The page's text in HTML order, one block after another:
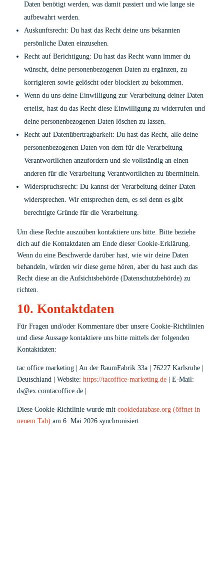
Daten benötigt werden, was damit passiert und wie lange sie
aufbewahrt werden.
Auskunftsrecht: Du hast das Recht deine uns bekannten
persönliche Daten einzusehen.
Recht auf Berichtigung: Du hast das Recht wann immer du
wünscht, deine personenbezogenen Daten zu ergänzen, zu
korrigieren sowie gelöscht oder blockiert zu bekommen.
Wenn du uns deine Einwilligung zur Verarbeitung deiner Daten
erteilst, hast du das Recht diese Einwilligung zu widerrufen und
deine personenbezogenen Daten löschen zu lassen.
Recht auf Datenübertragbarkeit: Du hast das Recht, alle deine
personenbezogenen Daten von dem für die Verarbeitung
Verantwortlichen anzufordern und sie vollständig an einen
anderen für die Verarbeitung Verantwortlichen zu übermitteln.
Widerspruchsrecht: Du kannst der Verarbeitung deiner Daten
widersprechen. Wir entsprechen dem, es sei denn es gibt
berechtigte Gründe für die Verarbeitung.
Um diese Rechte auszuüben kontaktiere uns bitte. Bitte beziehe
dich auf die Kontaktdaten am Ende dieser Cookie-Erklärung.
Wenn du eine Beschwerde darüber hast, wie wir deine Daten
behandeln, würden wir diese gerne hören, aber du hast auch das
Recht diese an die Aufsichtsbehörde (Datenschutzbehörde) zu
richten.
10. Kontaktdaten
Für Fragen und/oder Kommentare über unsere Cookie-Richtlinien
und diese Aussage kontaktiere uns bitte mittels der folgenden
Kontaktdaten:
tac office marketing| An der RaumFabrik 33a| 76227 Karlsruhe|
Deutschland| Website: https://tacoffice-marketing.de| E-Mail:
ds@ex.comtacoffice.de|
Diese Cookie-Richtlinie wurde mit cookiedatabase.org(öffnet in
neuem Tab) am 6. Mai 2026 synchronisiert.